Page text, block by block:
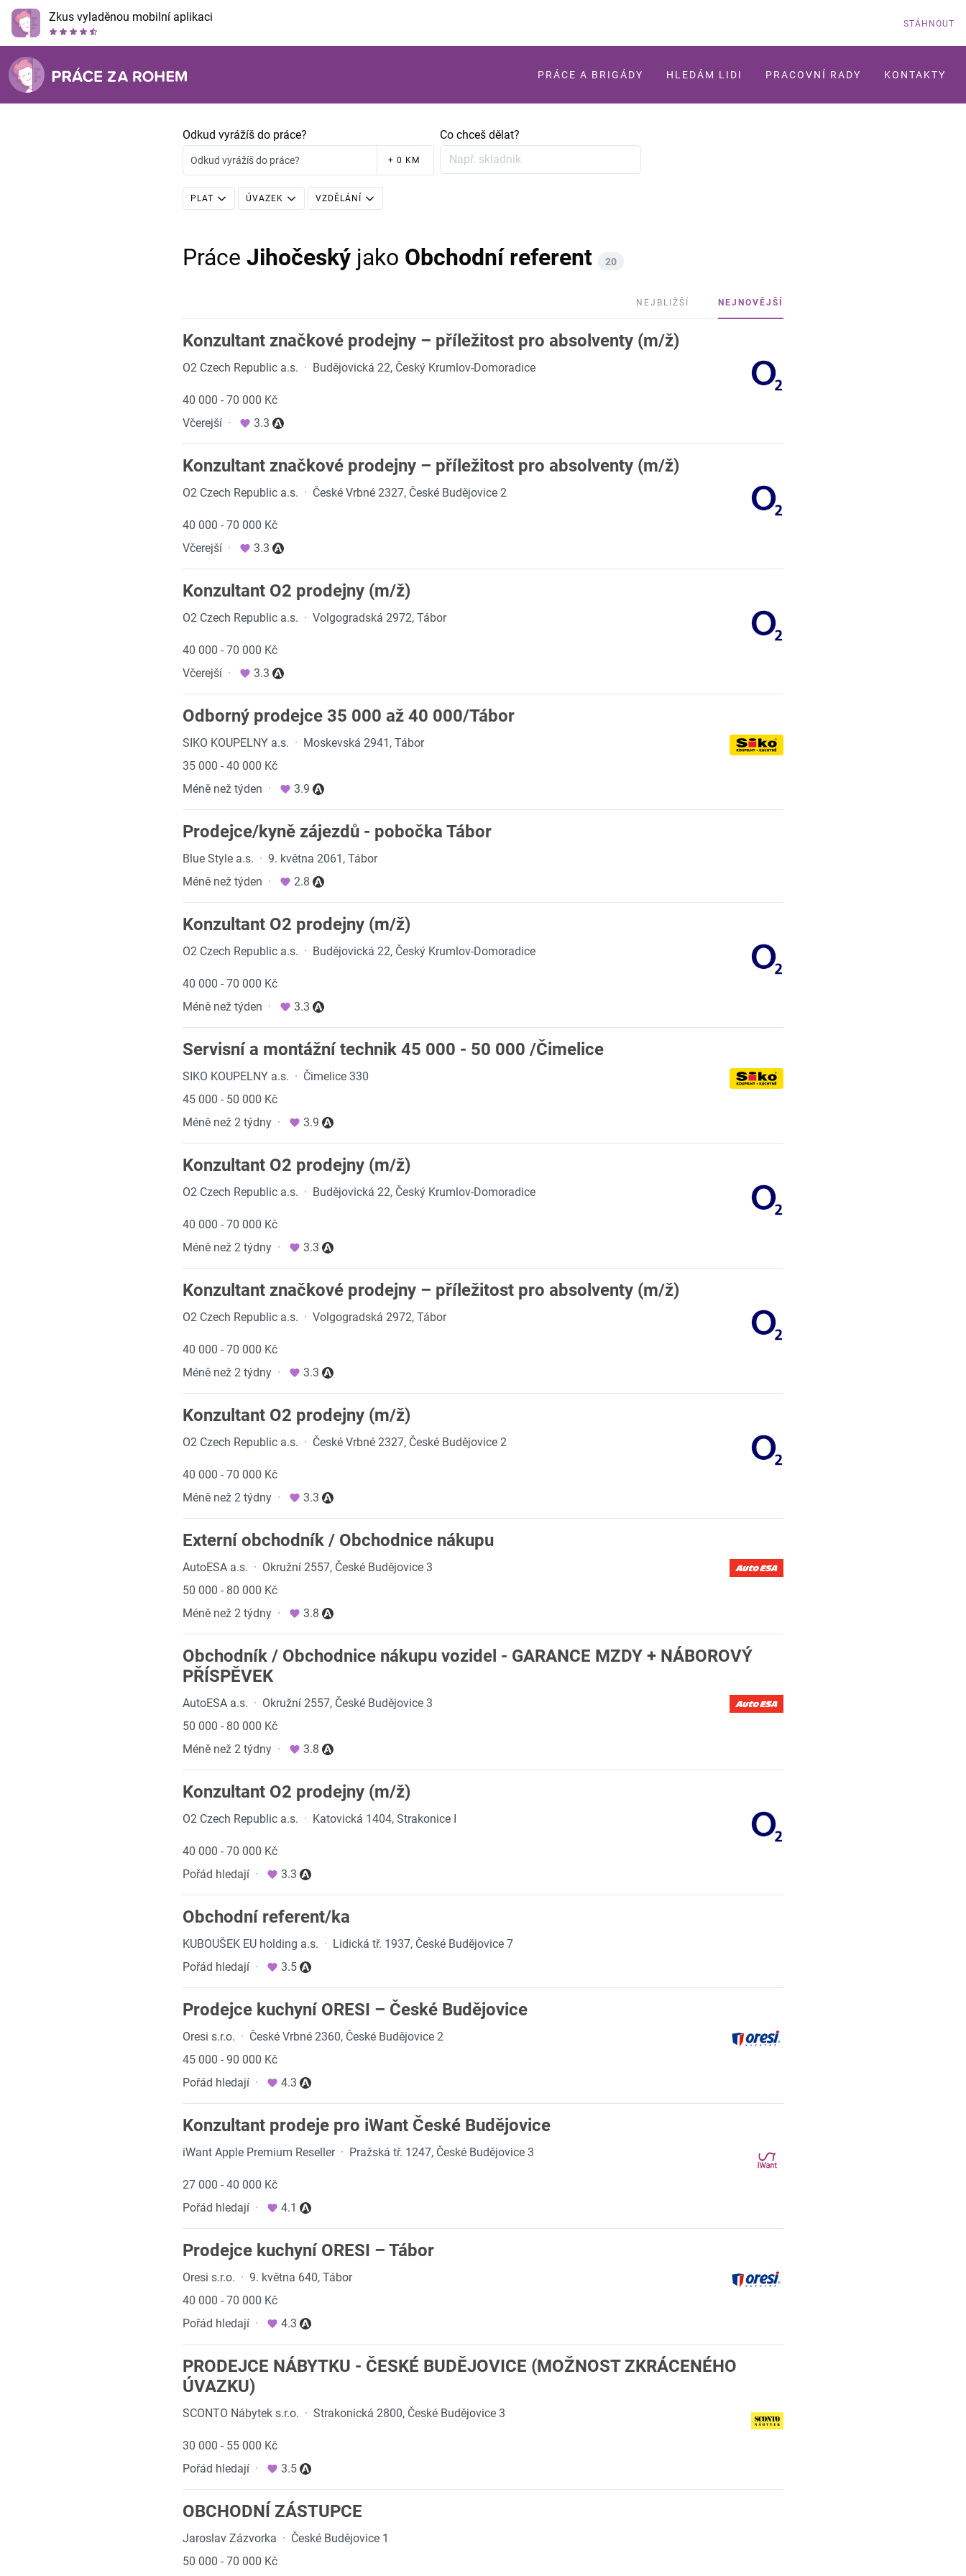
Zkus vyladěnou mobilní aplikaci STÁHNOUT
PRÁCE A BRIGÁDY HLEDÁM LIDI PRACOVNÍ RADY KONTAKTY
Odkud vyrážíš do práce?
Odkud vyrážíš do práce? + 0 KM
Co chceš dělat?
PLAT ÚVAZEK VZDĚLÁNÍ
Práce Jihočeský jako Obchodní referent 20
NEJBLIŽŠÍ NEJNOVĚJŠÍ
Konzultant značkové prodejny – příležitost pro absolventy (m/ž)
O2 Czech Republic a.s. · Budějovická 22, Český Krumlov-Domoradice
40 000 - 70 000 Kč
Včerejší · 3.3
Konzultant značkové prodejny – příležitost pro absolventy (m/ž)
O2 Czech Republic a.s. · České Vrbné 2327, České Budějovice 2
40 000 - 70 000 Kč
Včerejší · 3.3
Konzultant O2 prodejny (m/ž)
O2 Czech Republic a.s. · Volgogradská 2972, Tábor
40 000 - 70 000 Kč
Včerejší · 3.3
Odborný prodejce 35 000 až 40 000/Tábor
SIKO KOUPELNY a.s. · Moskevská 2941, Tábor
35 000 - 40 000 Kč
Méně než týden · 3.9
Prodejce/kyně zájezdů - pobočka Tábor
Blue Style a.s. · 9. května 2061, Tábor
Méně než týden · 2.8
Konzultant O2 prodejny (m/ž)
O2 Czech Republic a.s. · Budějovická 22, Český Krumlov-Domoradice
40 000 - 70 000 Kč
Méně než týden · 3.3
Servisní a montážní technik 45 000 - 50 000 /Čimelice
SIKO KOUPELNY a.s. · Čimelice 330
45 000 - 50 000 Kč
Méně než 2 týdny · 3.9
Konzultant O2 prodejny (m/ž)
O2 Czech Republic a.s. · Budějovická 22, Český Krumlov-Domoradice
40 000 - 70 000 Kč
Méně než 2 týdny · 3.3
Konzultant značkové prodejny – příležitost pro absolventy (m/ž)
O2 Czech Republic a.s. · Volgogradská 2972, Tábor
40 000 - 70 000 Kč
Méně než 2 týdny · 3.3
Konzultant O2 prodejny (m/ž)
O2 Czech Republic a.s. · České Vrbné 2327, České Budějovice 2
40 000 - 70 000 Kč
Méně než 2 týdny · 3.3
Externí obchodník / Obchodnice nákupu
AutoESA a.s. · Okružní 2557, České Budějovice 3
50 000 - 80 000 Kč
Méně než 2 týdny · 3.8
Obchodník / Obchodnice nákupu vozidel - GARANCE MZDY + NÁBOROVÝ
PŘÍSPĚVEK
AutoESA a.s. · Okružní 2557, České Budějovice 3
50 000 - 80 000 Kč
Méně než 2 týdny · 3.8
Konzultant O2 prodejny (m/ž)
O2 Czech Republic a.s. · Katovická 1404, Strakonice I
40 000 - 70 000 Kč
Pořád hledají · 3.3
Obchodní referent/ka
KUBOUŠEK EU holding a.s. · Lidická tř. 1937, České Budějovice 7
Pořád hledají · 3.5
Prodejce kuchyní ORESI – České Budějovice
Oresi s.r.o. · České Vrbné 2360, České Budějovice 2
45 000 - 90 000 Kč
Pořád hledají · 4.3
Konzultant prodeje pro iWant České Budějovice
iWant Apple Premium Reseller · Pražská tř. 1247, České Budějovice 3
27 000 - 40 000 Kč
Pořád hledají · 4.1
Prodejce kuchyní ORESI – Tábor
Oresi s.r.o. · 9. května 640, Tábor
40 000 - 70 000 Kč
Pořád hledají · 4.3
PRODEJCE NÁBYTKU - ČESKÉ BUDĚJOVICE (MOŽNOST ZKRÁCENÉHO
ÚVAZKU)
SCONTO Nábytek s.r.o. · Strakonická 2800, České Budějovice 3
30 000 - 55 000 Kč
Pořád hledají · 3.5
OBCHODNÍ ZÁSTUPCE
Jaroslav Zázvorka · České Budějovice 1
50 000 - 70 000 Kč